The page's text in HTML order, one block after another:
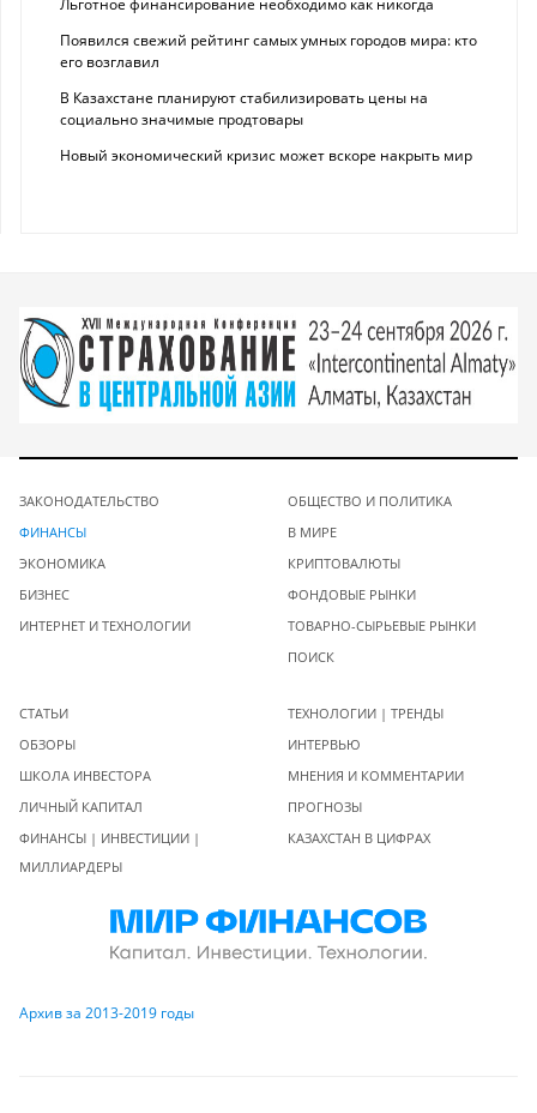
Льготное финансирование необходимо как никогда
Появился свежий рейтинг самых умных городов мира: кто
его возглавил
В Казахстане планируют стабилизировать цены на
социально значимые продтовары
Новый экономический кризис может вскоре накрыть мир
ЗАКОНОДАТЕЛЬСТВО
ФИНАНСЫ
ЭКОНОМИКА
БИЗНЕС
ИНТЕРНЕТ И ТЕХНОЛОГИИ
ОБЩЕСТВО И ПОЛИТИКА
В МИРЕ
КРИПТОВАЛЮТЫ
ФОНДОВЫЕ РЫНКИ
ТОВАРНО-СЫРЬЕВЫЕ РЫНКИ
ПОИСК
СТАТЬИ
ОБЗОРЫ
ШКОЛА ИНВЕСТОРА
ЛИЧНЫЙ КАПИТАЛ
ФИНАНСЫ | ИНВЕСТИЦИИ |
МИЛЛИАРДЕРЫ
ТЕХНОЛОГИИ | ТРЕНДЫ
ИНТЕРВЬЮ
МНЕНИЯ И КОММЕНТАРИИ
ПРОГНОЗЫ
КАЗАХСТАН В ЦИФРАХ
Архив за 2013-2019 годы